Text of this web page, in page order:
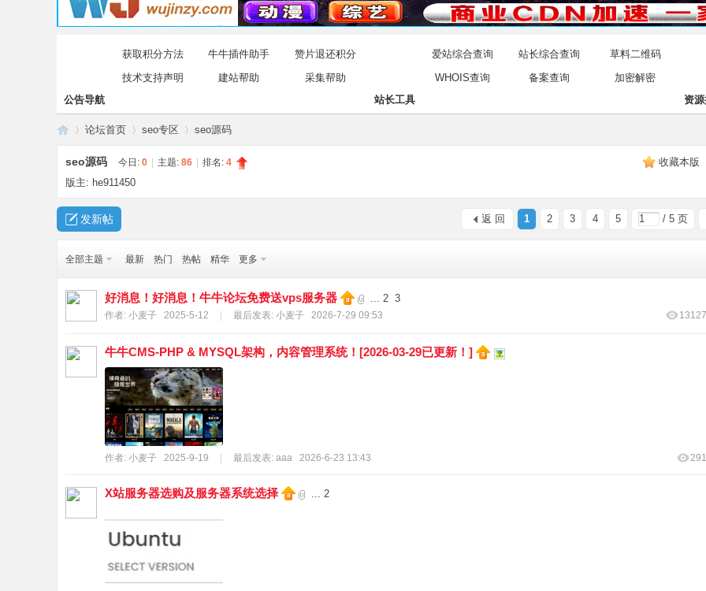
公告导航
获取积分方法 牛牛插件助手
赞片退还积分
技术支持声明
建站帮助
采集帮助
站长工具
爱站综合查询 站长综合查询
草料二维码
WHOIS查询
备案查询
加密解密
资
论坛首页 seo专区 seo源码
收藏本版
seo源码 今日: 0 主题: 86 排名: 4
版主: he911450
1 2 3 4 5 / 5 页
返 回
发新帖
全部主题 最新 热门 热帖 精华 更多
好消息！好消息！牛牛论坛免费送vps服务器 ... 2 3
作者: 小麦子 2025-5-12 最后发表: 小麦子 2026-7-29 09:53 13127
牛牛CMS-PHP & MYSQL架构，内容管理系统！[2026-03-29已更新！]
作者: 小麦子 2025-9-19 最后发表: aaa 2026-6-23 13:43
X站服务器选购及服务器系统选择 ... 2